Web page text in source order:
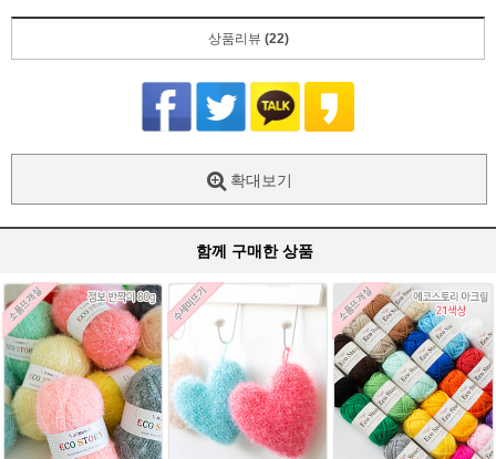
상품리뷰 (22)
확대보기
함께 구매한 상품